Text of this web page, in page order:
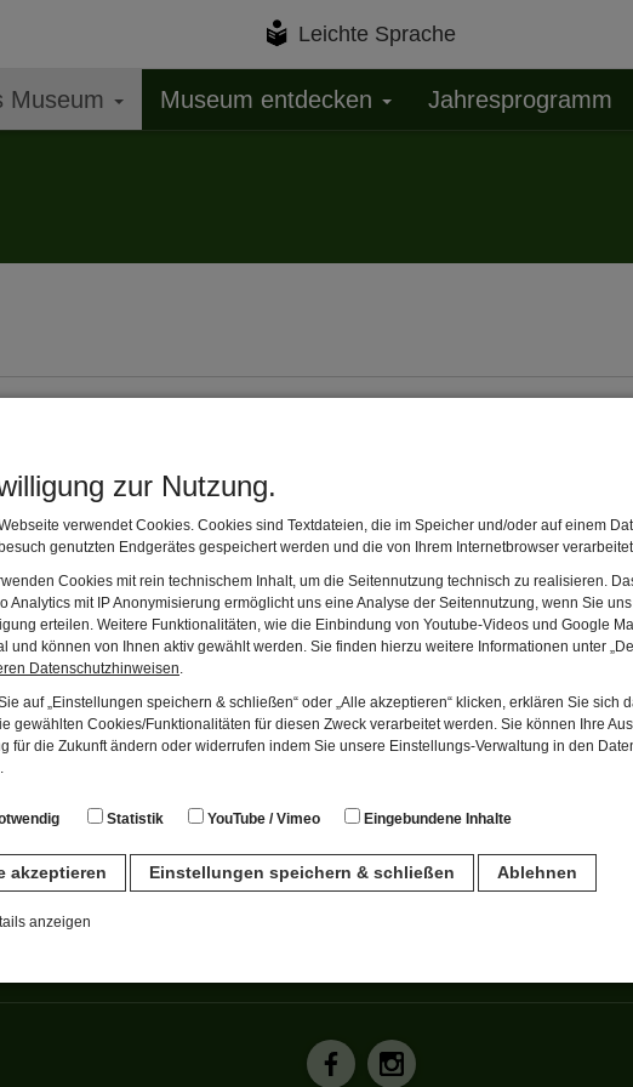
zur Nutzung.
verwendet Cookies. Cookies sind Textdateien, die im Speicher und/oder auf einem
genutzten Endgerätes gespeichert werden und die von Ihrem Internetbrowser verarbeitet
Cookies mit rein technischem Inhalt, um die Seitennutzung technisch zu realisieren.
Analytics mit IP Anonymisierung ermöglicht uns eine Analyse der Seitennutzung, wenn Sie
erteilen. Weitere Funktionalitäten, wie die Einbindung von Youtube-Videos und Google
und können von Ihnen aktiv gewählt werden. Sie finden hierzu weitere Informationen unter
Datenschutzhinweisen
auf „Einstellungen speichern & schließen“ oder „Alle akzeptieren“ klicken, erklären Sie sich
gewählten Cookies/Funktionalitäten für diesen Zweck verarbeitet werden. Sie können Ihre
für die Zukunft ändern oder widerrufen indem Sie unsere Einstellungs-Verwaltung in den
Statistik YouTube / Vimeo Eingebundene Inhalte
akzeptieren Einstellungen speichern & schließen Ablehnen
anzeigen
sind für den Betrieb der Seite unbedingt notwendig. Hierbei werden keinerlei
Leichte Sprache
Museum Museum entdecken Jahresprogramm
zwischen Trends und Tradition" - Wanderausstellung des
kleinen Vorgeschmack.
teilen Per E-Mail versenden
Das Schloss
Sonderausstellungen
Schneewittchen - eine
Lohrerin?
auf eigene Faust
mit Führung
Ferienprogramm
VHS Kurs Deutsch im
Spessartmuseum